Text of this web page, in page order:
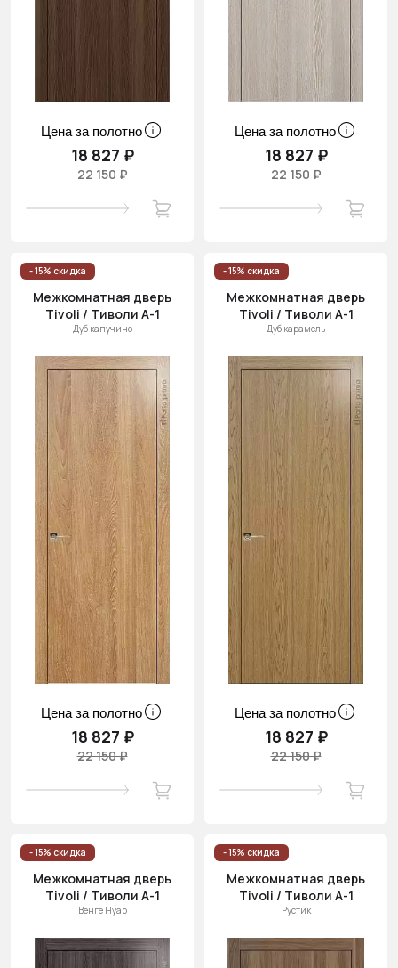
Цена за полотно
18 827 ₽
22 150 ₽
Цена за полотно
18 827 ₽
22 150 ₽
- 15% скидка
Межкомнатная дверь
Tivoli / Тиволи А-1
Дуб капучино
Цена за полотно
18 827 ₽
22 150 ₽
- 15% скидка
Межкомнатная дверь
Tivoli / Тиволи А-1
Дуб карамель
Цена за полотно
18 827 ₽
22 150 ₽
- 15% скидка
Межкомнатная дверь
Tivoli / Тиволи А-1
Венге Нуар
- 15% скидка
Межкомнатная дверь
Tivoli / Тиволи А-1
Рустик